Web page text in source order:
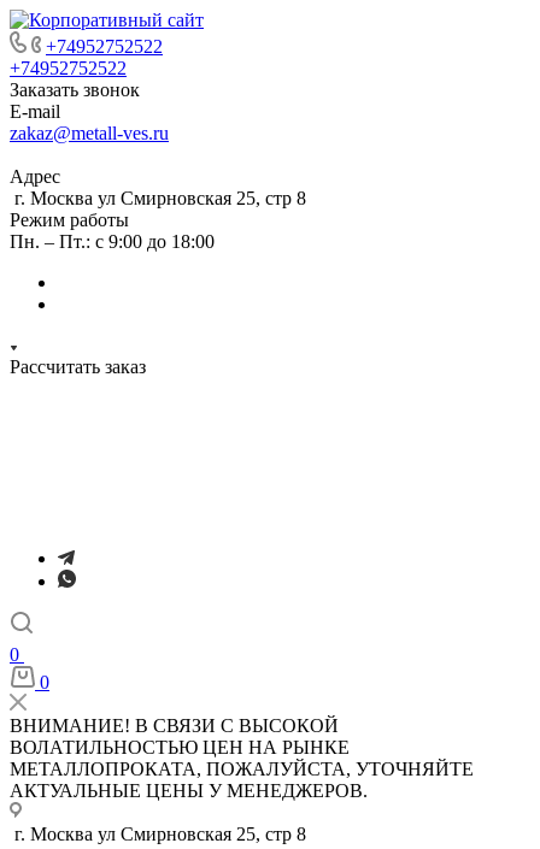
+74952752522
+74952752522
Заказать звонок
E-mail
zakaz@metall-ves.ru
Адрес
г. Москва ул Смирновская 25, стр 8
Режим работы
Пн. – Пт.: с 9:00 до 18:00
Рассчитать заказ
0
0
ВНИМАНИЕ! В СВЯЗИ С ВЫСОКОЙ
ВОЛАТИЛЬНОСТЬЮ ЦЕН НА РЫНКЕ
МЕТАЛЛОПРОКАТА, ПОЖАЛУЙСТА, УТОЧНЯЙТЕ
АКТУАЛЬНЫЕ ЦЕНЫ У МЕНЕДЖЕРОВ.
г. Москва ул Смирновская 25, стр 8